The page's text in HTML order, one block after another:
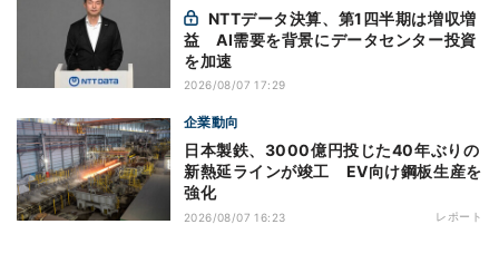
益 AI需要を背景にデータセンター投資
を加速
2026/08/07 17:29
企業動向
日本製鉄、3000億円投じた40年ぶりの
新熱延ラインが竣工 EV向け鋼板生産を
強化
2026/08/07 16:23 レポート